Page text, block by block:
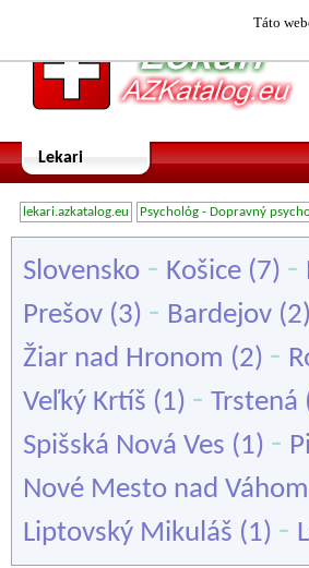
Táto
Lekari
lekari.azkatalog.eu Psychológ - Dopravný
Slovensko - Košice (7) -
Prešov (3) - Bardejov (2)
Žiar nad Hronom (2) -
Veľký Krtíš (1) - Trstená
Spišská Nová Ves (1) -
Nové Mesto nad Váhom
Liptovský Mikuláš (1) -